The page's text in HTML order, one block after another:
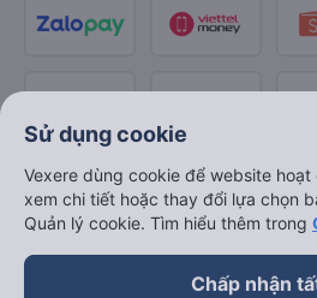
Sử dụng cookie
Vexere dùng cookie để website
xem chi tiết hoặc thay đổi lựa chọn
Quản lý cookie. Tìm hiểu thêm trong
Chấp nhận